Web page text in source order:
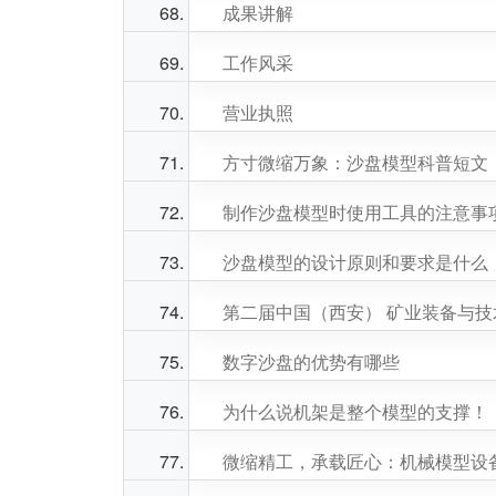
成果讲解
工作风采
营业执照
方寸微缩万象：沙盘模型科普短文
制作沙盘模型时使用工具的注意事
沙盘模型的设计原则和要求是什么
第二届中国（西安） 矿业装备与
数字沙盘的优势有哪些
为什么说机架是整个模型的支撑！
微缩精工，承载匠心：机械模型